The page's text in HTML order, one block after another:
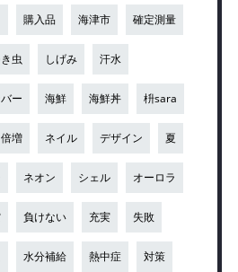
購入品 海津市 確定測量
虫 しげみ 汗水
ー 海鮮 海鮮丼 枡sara
増 ネイル デザイン 夏
ネオン シェル オーロラ
負けない 充実 失敗
水分補給 熱中症 対策